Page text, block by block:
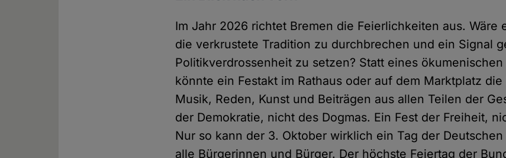
Im Jahr 2026 richtet Bremen die Feierlichkeiten aus. Wäre
die verkrustete Tradition zu durchbrechen und ein Signal
Politikverdrossenheit zu setzen? Statt eines
könnte ein Festakt im Rathaus oder auf dem Marktplatz
Musik, Reden, Kunst und Beiträgen aus allen Teilen der
der Demokratie, nicht des Dogmas. Ein Fest der Freiheit,
Nur so kann der 3. Oktober wirklich ein Tag der
alle Bürgerinnen und Bürger. Der höchste Feiertag der